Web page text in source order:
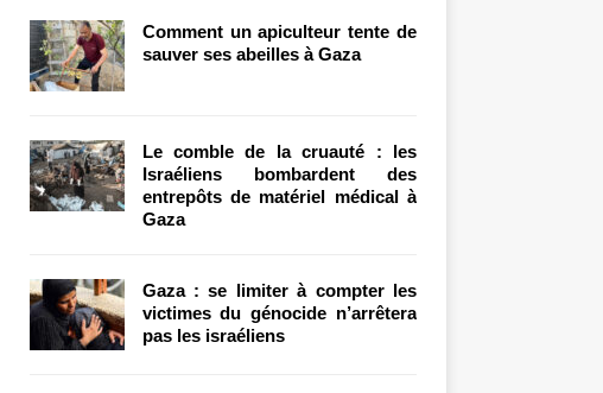
Comment un apiculteur tente de
sauver ses abeilles à Gaza
Le comble de la cruauté : les
Israéliens bombardent des
entrepôts de matériel médical à
Gaza
Gaza : se limiter à compter les
victimes du génocide n’arrêtera
pas les israéliens